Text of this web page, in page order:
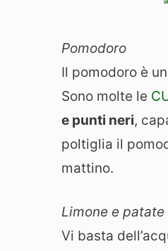
Pomodoro
Il pomodoro è
Sono molte le
e punti neri,
poltiglia il
mattino.
Limone e patate
Vi basta